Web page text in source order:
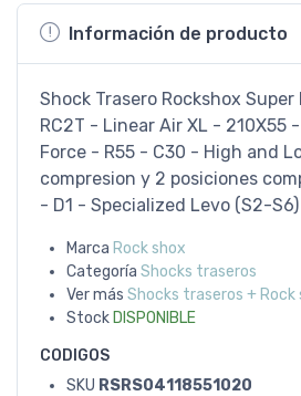
Información de producto
Shock Trasero Rockshox
RC2T - Linear Air XL - 210X55
Force - R55 - C30 - High and
compresion y 2 posiciones
- D1 - Specialized Levo (S2-
Marca Rock shox
Categoría Shocks traseros
Ver más Shocks traseros + Rock
Stock DISPONIBLE
CODIGOS
SKU RSRS04118551020